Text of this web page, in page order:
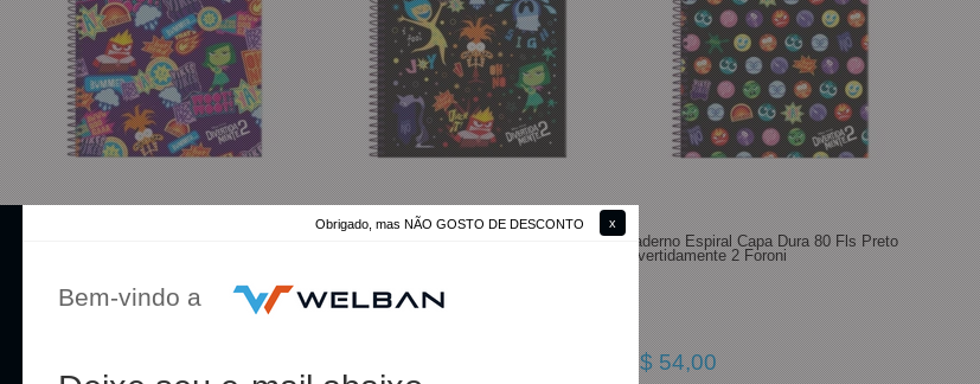
Obrigado, mas NÃO GOSTO DE DESCONTO
Bem-vindo a
Caderno Espiral Capa Dura 80 Fls Preto
Divertidamente 2 Foroni
R$ 54,00